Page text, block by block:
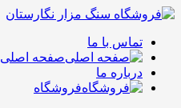
تماس با ما
صفحه اصلی
درباره ما
فروشگاه